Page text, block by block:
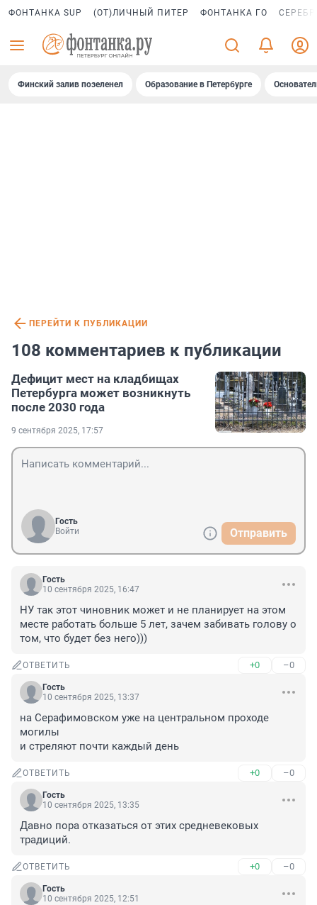
ФОНТАНКА SUP (ОТ)ЛИЧНЫЙ ПИТЕР ФОНТАНКА ГО
Финский залив позеленел Образование в Петербурге
ПЕРЕЙТИ К ПУБЛИКАЦИИ
108 комментариев к публикации
Дефицит мест на кладбищах
Петербурга может возникнуть
после 2030 года
9 сентября 2025, 17:57
Гость
Войти
Отправить
Гость
10 сентября 2025, 16:47
НУ так этот чиновник может и не планирует на этом
месте работать больше 5 лет, зачем забивать голову о
том, что будет без него)))
ОТВЕТИТЬ +0 –0
Гость
10 сентября 2025, 13:37
на Серафимовском уже на центральном проходе
могилы
и стреляют почти каждый день
ОТВЕТИТЬ +0 –0
Гость
10 сентября 2025, 13:35
Давно пора отказаться от этих средневековых
традиций.
ОТВЕТИТЬ +0 –0
Гость
10 сентября 2025, 12:51